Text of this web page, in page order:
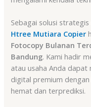
Sebagai solusi
Htree Mutiara Copier
Fotocopy Bulanan
Bandung. Kami hadir
atau usaha Anda
digital premium
hemat dan terprediksi.